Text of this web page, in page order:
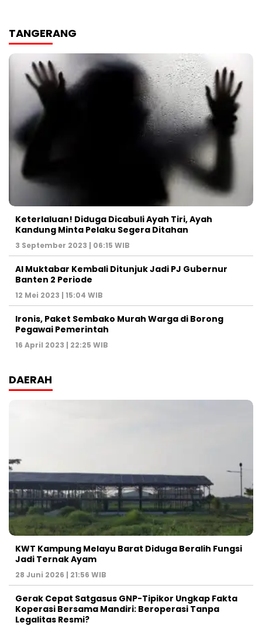
TANGERANG
Keterlaluan! Diduga Dicabuli Ayah Tiri, Ayah
Kandung Minta Pelaku Segera Ditahan
3 September 2023 | 06:15 WIB
Al Muktabar Kembali Ditunjuk Jadi PJ Gubernur
Banten 2 Periode
12 Mei 2023 | 15:04 WIB
Ironis, Paket Sembako Murah Warga di Borong
Pegawai Pemerintah
16 April 2023 | 22:25 WIB
DAERAH
KWT Kampung Melayu Barat Diduga Beralih Fungsi
Jadi Ternak Ayam
28 Juni 2026 | 21:56 WIB
Gerak Cepat Satgasus GNP-Tipikor Ungkap Fakta
Koperasi Bersama Mandiri: Beroperasi Tanpa
Legalitas Resmi?